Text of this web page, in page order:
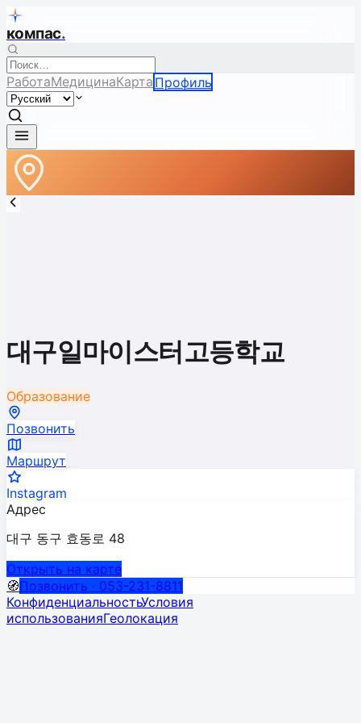
компас.
РаботаМедицинаКарта Профиль
대구일마이스터고등학교
Образование
Позвонить
Маршрут
Instagram
Адрес
대구 동구 효동로 48
Открыть на карте
🧭Позвонить · 053-231-8811
КонфиденциальностьУсловия
использованияГеолокация